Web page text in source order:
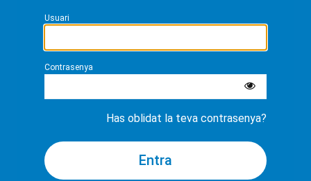
Usuari
Contrasenya
Has oblidat la teva contrasenya?